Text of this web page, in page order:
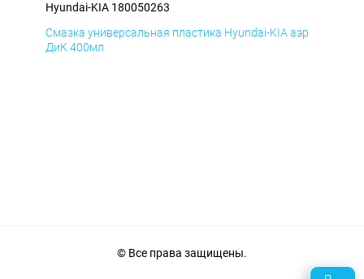
Hyundai-KIA 180050263
Смазка универсальная пластика Hyundai-KIA аэр
ДиК 400мл
© Все права защищены.